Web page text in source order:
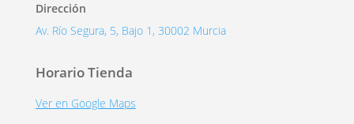
Dirección
Av. Río Segura, 5, Bajo 1, 30002 Murcia
Horario Tienda
Ver en Google Maps